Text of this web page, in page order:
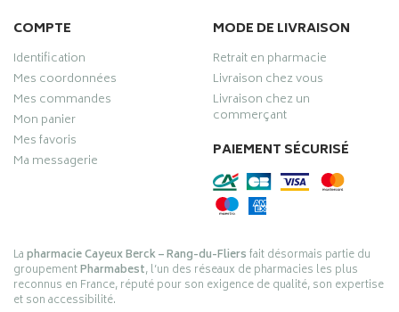
COMPTE
Identification
Mes coordonnées
Mes commandes
Mon panier
Mes favoris
Ma messagerie
MODE DE LIVRAISON
Retrait en pharmacie
Livraison chez vous
Livraison chez un
commerçant
PAIEMENT SÉCURISÉ
Lapharmacie Cayeux Berck – Rang-du-Fliersfait désormais partie du
groupementPharmabest, l’un des réseaux de pharmacies les plus
reconnus en France, réputé pour son exigence de qualité, son expertise
et son accessibilité.